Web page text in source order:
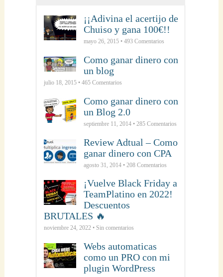
¡¡Adivina el acertijo de
Chuiso y gana 100€!!
mayo 26, 2015 • 493Comentarios
Como ganar dinero con
un blog
julio 18, 2015 • 465Comentarios
Como ganar dinero con
un Blog 2.0
septiembre 11, 2014 • 285Comentarios
Review Adtual – Como
ganar dinero con CPA
agosto 31, 2014 • 208Comentarios
¡Vuelve Black Friday a
TeamPlatino en 2022!
Descuentos
BRUTALES 🔥
noviembre 24, 2022 • Sin comentarios
Webs automaticas
como un PRO con mi
plugin WordPress